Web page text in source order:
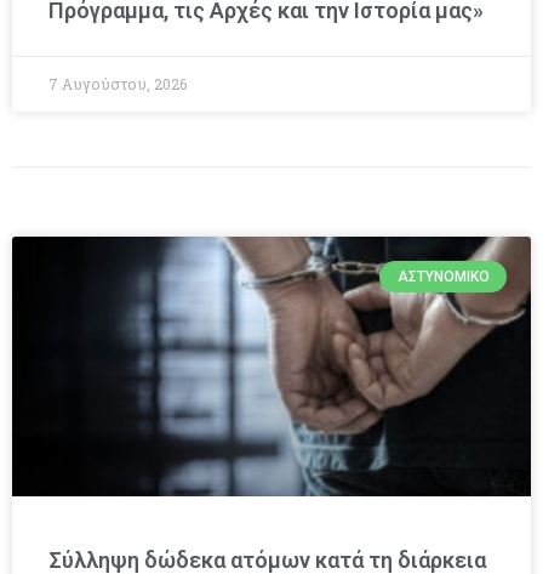
Πρόγραμμα, τις Αρχές και την Ιστορία μας»
7 Αυγούστου, 2026
ΑΣΤΥΝΟΜΙΚΌ
Σύλληψη δώδεκα ατόμων κατά τη διάρκεια